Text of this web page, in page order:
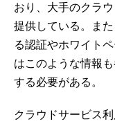
おり、大手のクラ
提供している。ま
る認証やホワイト
はこのような情報
する必要がある。
クラウドサービス